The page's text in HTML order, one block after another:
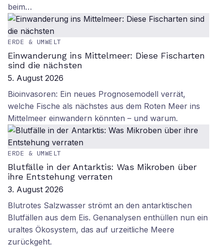
beim…
ERDE & UMWELT
Einwanderung ins Mittelmeer: Diese Fischarten
sind die nächsten
5. August 2026
Bioinvasoren: Ein neues Prognosemodell verrät,
welche Fische als nächstes aus dem Roten Meer ins
Mittelmeer einwandern könnten – und warum.
ERDE & UMWELT
Blutfälle in der Antarktis: Was Mikroben über
ihre Entstehung verraten
3. August 2026
Blutrotes Salzwasser strömt an den antarktischen
Blutfällen aus dem Eis. Genanalysen enthüllen nun ein
uraltes Ökosystem, das auf urzeitliche Meere
zurückgeht.